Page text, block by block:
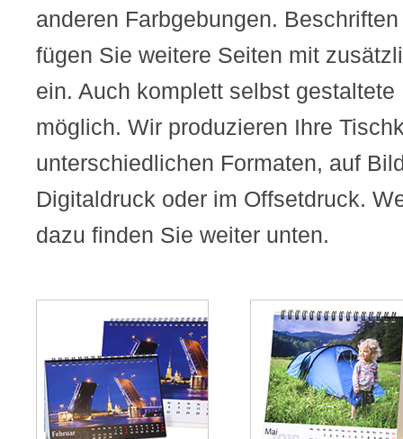
anderen Farbgebungen.
fügen Sie weitere Seiten mit
ein. Auch komplett selbst
möglich. Wir produzieren Ihre
unterschiedlichen Formaten, auf
Digitaldruck oder im Offsetdruck.
dazu finden Sie weiter unten.